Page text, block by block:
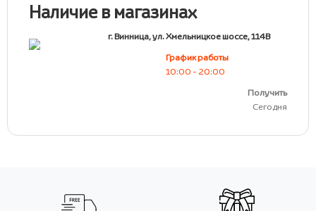
Наличие в магазинах
г. Винница, ул. Хмельницкое шоссе, 114В
График работы
10:00 - 20:00
Получить
Сегодня